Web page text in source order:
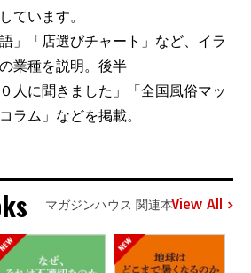
ています。
」「店選びチャート」など、イラ
業種を説明。後半
人に聞きました」「全国風俗マッ
ラム」などを掲載。
マガジンハウス 関連本View All